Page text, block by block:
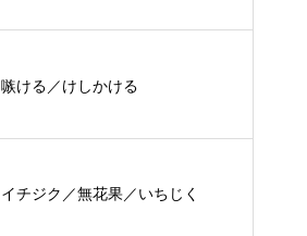
嗾ける／けしかける
イチジク／無花果／いちじく